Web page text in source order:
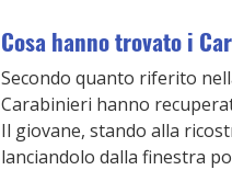
Cosa hanno trovato i
Secondo quanto riferito
Carabinieri hanno
Il giovane, stando alla
lanciandolo dalla finestra